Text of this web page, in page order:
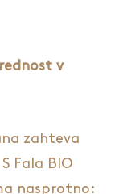
v
zahteva
Fala BIO
nasprotno: